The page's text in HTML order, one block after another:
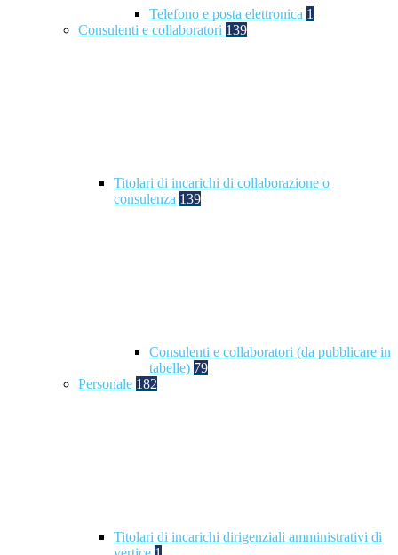
Telefono e posta elettronica 1
Consulenti e collaboratori 139
Titolari di incarichi di collaborazione o
consulenza 139
Consulenti e collaboratori (da pubblicare in
tabelle) 79
Personale 182
Titolari di incarichi dirigenziali amministrativi di